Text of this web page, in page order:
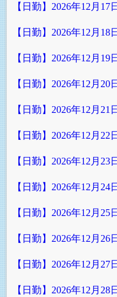
【日勤】2026年12月17
【日勤】2026年12月18
【日勤】2026年12月19
【日勤】2026年12月20
【日勤】2026年12月21
【日勤】2026年12月22
【日勤】2026年12月23
【日勤】2026年12月24
【日勤】2026年12月25
【日勤】2026年12月26
【日勤】2026年12月27
【日勤】2026年12月28